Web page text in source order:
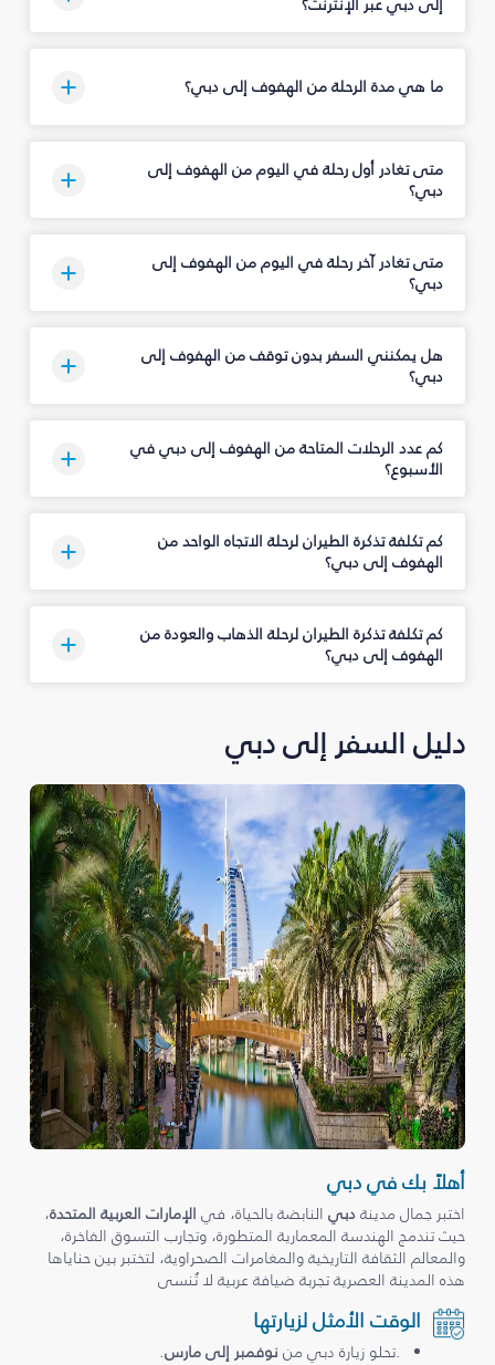
ما هي مدة الرحلة من الهفوف إلى دبي؟
متى تغادر أول رحلة في اليوم من الهفوف إلى
دبي؟
متى تغادر آخر رحلة في اليوم من الهفوف إلى
دبي؟
هل يمكنني السفر بدون توقف من الهفوف إلى
دبي؟
كم عدد الرحلات المتاحة من الهفوف إلى دبي في
الأسبوع؟
كم تكلفة تذكرة الطيران لرحلة الاتجاه الواحد من
الهفوف إلى دبي؟
كم تكلفة تذكرة الطيران لرحلة الذهاب والعودة من
الهفوف إلى دبي؟
دليل السفر إلى دبي
أهلاً بك في دبي
اختبر جمال مدينةدبيالنابضة بالحياة، في الإمارات العربية المتحدة،
حيث تندمج الهندسة المعمارية المتطورة، وتجارب التسوق الفاخرة،
والمعالم الثقافة التاريخية والمغامرات الصحراوية، لتختبر بين حناياها
هذه المدينة العصرية تجربة ضيافة عربية لا تُنسى
الوقت الأمثل لزيارتها
.تحلو زيارة دبي من نوفمبر إلى مارس.